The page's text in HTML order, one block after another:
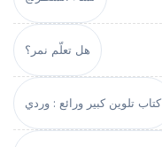
هل تعلّم نمر؟
كتاب تلوين كبير ورائع : وردي